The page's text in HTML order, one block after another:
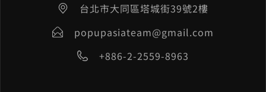
台北市大同區塔城街39號2樓
popupasiateam@gmail.com
+886-2-2559-8963